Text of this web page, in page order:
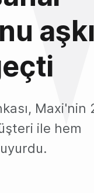
Maxi'nin
ile hem